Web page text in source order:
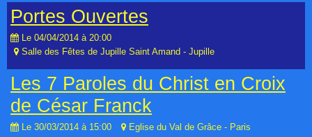
Portes Ouvertes
Le 04/04/2014 à 20:00
Salle des Fêtes de Jupille Saint Amand - Jupille
Les 7 Paroles du Christ en Croix
de César Franck
Le 30/03/2014 à 15:00 Eglise du Val de Grâce - Paris